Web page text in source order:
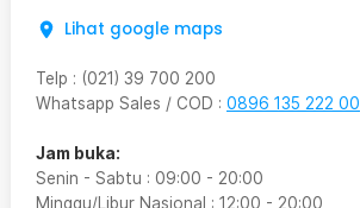
Lihat google maps
Telp : (021) 39 700 200
Whatsapp Sales / COD : 0896 135 222 00
Jam buka:
Senin - Sabtu : 09:00 - 20:00
Minggu/Libur Nasional : 12:00 - 20:00